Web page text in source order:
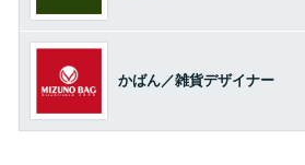
かばん／雑貨デザイナー